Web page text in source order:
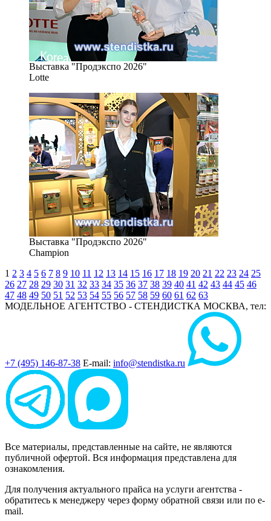
Выставка "Продэкспо 2026"
Lotte
Выставка "Продэкспо 2026"
Champion
1 2 3 4 5 6 7 8 9 10 11 12 13 14 15 16 17 18 19 20 21 22 23 24 25
26 27 28 29 30 31 32 33 34 35 36 37 38 39 40 41 42 43 44 45 46
47 48 49 50 51 52 53 54 55 56 57 58 59 60 61 62 63
МОДЕЛЬНОЕ АГЕНТСТВО - СТЕНДИСТКА МОСКВА, тел:
+7 (495) 146-87-38 E-mail: info@stendistka.ru
Все материалы, представленные на сайте, не являются
публичной офертой. Вся информация представлена для
ознакомления.
Для получения актуального прайса на услуги агентства -
обратитесь к менеджеру через форму обратной связи или по e-
mail.